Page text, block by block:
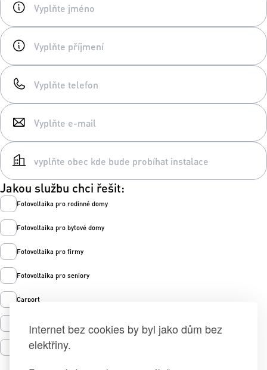
Internet bez cookies by byl jako dům bez
elektřiny.
Jakou službu chci řešit:
Fotovoltaika pro rodinné domy
Fotovoltaika pro bytové domy
Fotovoltaika pro firmy
Fotovoltaika pro seniory
Carport
Prodej zelené energie